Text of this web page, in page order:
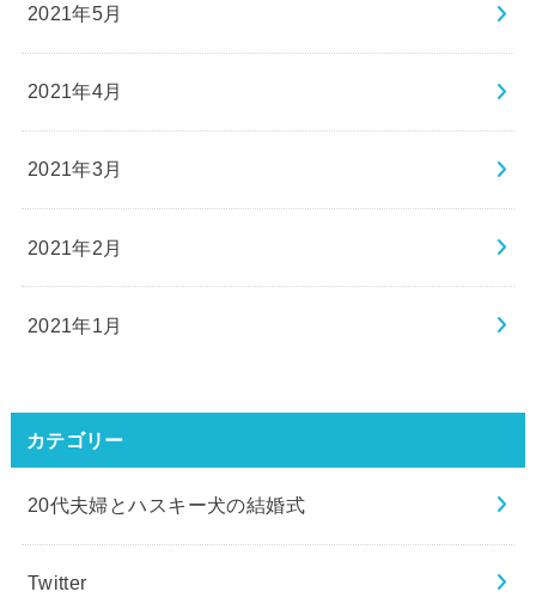
2021年5月
2021年4月
2021年3月
2021年2月
2021年1月
カテゴリー
20代夫婦とハスキー犬の結婚式
Twitter